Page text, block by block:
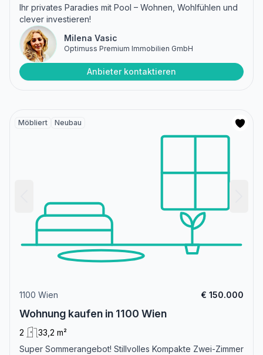
Ihr privates Paradies mit Pool – Wohnen, Wohlfühlen und
clever investieren!
Milena Vasic
Optimuss Premium Immobilien GmbH
Anbieter kontaktieren
Möbliert Neubau
1100 Wien € 150.000
Wohnung kaufen in 1100 Wien
2
33,2 m²
Super Sommerangebot! Stillvolles Kompakte Zwei-Zimmer